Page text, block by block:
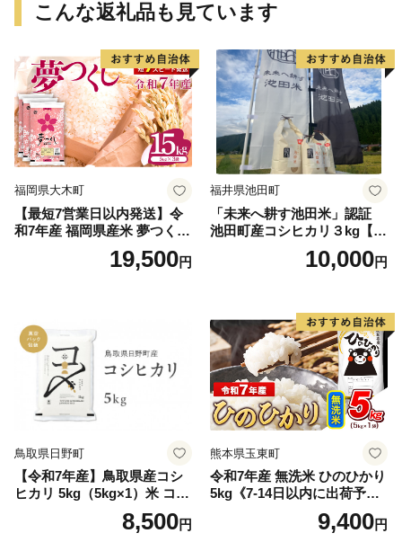
こんな返礼品も見ています
福岡県大木町
【最短7営業日以内発送】令
和7年産 福岡県産米 夢つくし
15kg 精米 ※北海道・沖縄・
19,500円
福井県池田町
「未来へ耕す池田米」認証
池田町産コシヒカリ３kg【お
1人様につき３セットまで】
10,000円
鳥取県日野町
【令和7年産】鳥取県産コシ
ヒカリ 5kg（5kg×1）米 コシ
ヒカリ こしひかり お米 白米
精米 5キロ おこめ こめ コメ
8,500円
熊本県玉東町
令和7年産 無洗米 ひのひかり
5kg《7-14日以内に出荷予定
(土日祝除く)》コメ 米 無洗米
高レビュー｜人気米 熊本県
9,400円